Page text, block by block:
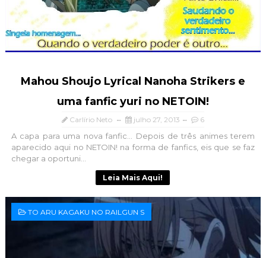
Mahou Shoujo Lyrical Nanoha Strikers e
uma fanfic yuri no NETOIN!
Carlírio Neto julho 27, 2013 6
A capa para uma nova fanfic... Depois de três animes terem
aparecido aqui no NETOIN! na forma de fanfics, eis que se faz
chegar a oportuni...
Leia Mais Aqui!
TO ARU KAGAKU NO RAILGUN S